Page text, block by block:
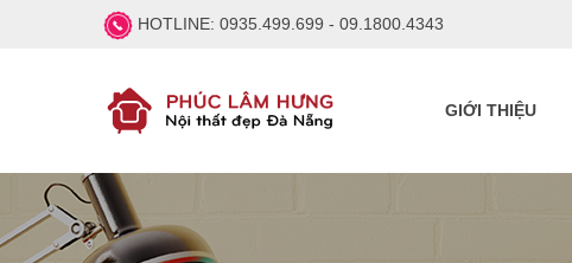
HOTLINE: 0935.499.699 - 09.1800.4343
GIỚI THIỆU